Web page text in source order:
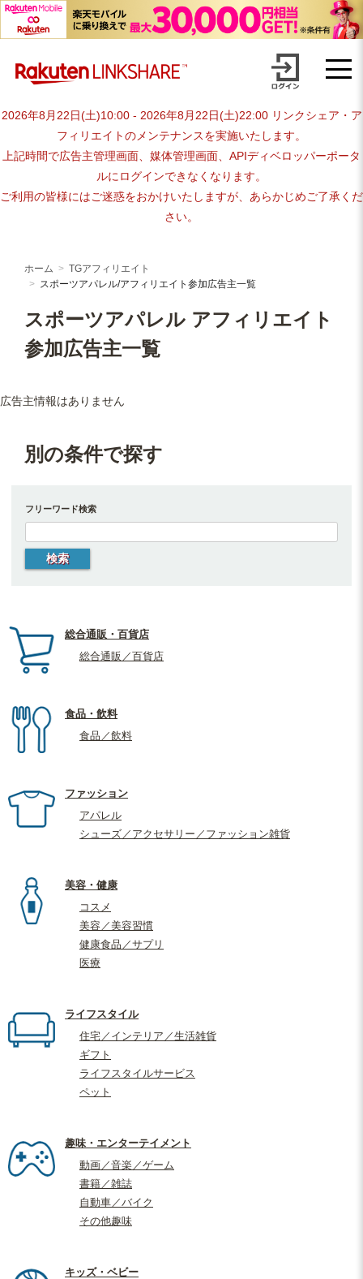
【1円からお支払い可能】アフィリエイトならリンクシェア・ジャパ
2026年8月22日(土)10:00 - 2026年8月22日(土)22:00 リンクシェア・ア
フィリエイトのメンテナンスを実施いたします。
上記時間で広告主管理画面、媒体管理画面、APIディベロッパーポータ
ルにログインできなくなります。
ご利用の皆様にはご迷惑をおかけいたしますが、あらかじめご了承くだ
さい。
ホーム
TGアフィリエイト
スポーツアパレル/アフィリエイト参加広告主一覧
スポーツアパレル アフィリエイト
参加広告主一覧
広告主情報はありません
別の条件で探す
フリーワード検索
総合通販・百貨店
総合通販／百貨店
食品・飲料
食品／飲料
ファッション
アパレル
シューズ／アクセサリー／ファッション雑貨
美容・健康
コスメ
美容／美容習慣
健康食品／サプリ
医療
ライフスタイル
住宅／インテリア／生活雑貨
ギフト
ライフスタイルサービス
ペット
趣味・エンターテイメント
動画／音楽／ゲーム
書籍／雑誌
自動車／バイク
その他趣味
キッズ・ベビー